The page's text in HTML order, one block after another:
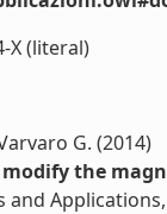
X (literal)
G. (2014)
the